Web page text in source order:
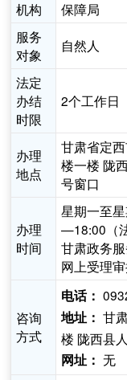
机构
保障局
服务
对象
自然人
法定
办结
时限
2个工作日
办理
地点
甘肃省定
楼一楼 陇
号窗口
办理
时间
星期一至
—18:00（
甘肃政务
网上受理
咨询
方式
电话：
地址： 甘
楼 陇西县
网址： 无